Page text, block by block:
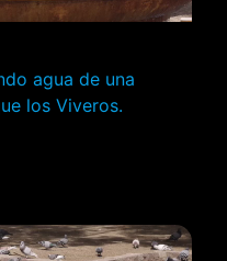
agua de una
los Viveros.